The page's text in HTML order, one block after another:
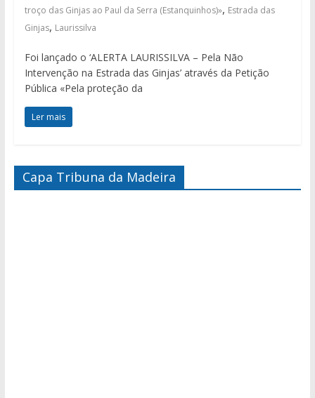
troço das Ginjas ao Paul da Serra (Estanquinhos)», Estrada das
Ginjas, Laurissilva
Foi lançado o ‘ALERTA LAURISSILVA – Pela Não
Intervenção na Estrada das Ginjas’ através da Petição
Pública «Pela proteção da
Ler mais
Capa Tribuna da Madeira